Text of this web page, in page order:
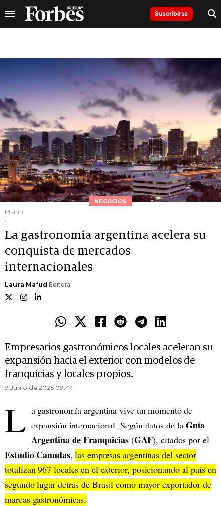
Suscribirse
NEGOCIOS
Miami
.
La gastronomía argentina acelera su
conquista de mercados
internacionales
Laura Mafud Editora
Empresarios gastronómicos locales aceleran su
expansión hacia el exterior con modelos de
franquicias y locales propios.
9 Junio de 2025 09.47
L a gastronomía argentina vive un momento de
expansión internacional. Según datos de la Guía
Argentina de Franquicias (GAF), citados por el
Estudio Canudas, las empresas argentinas del sector
totalizan 967 locales en el exterior, posicionando al país en
segundo lugar detrás de Brasil como mayor exportador de
marcas gastronómicas.